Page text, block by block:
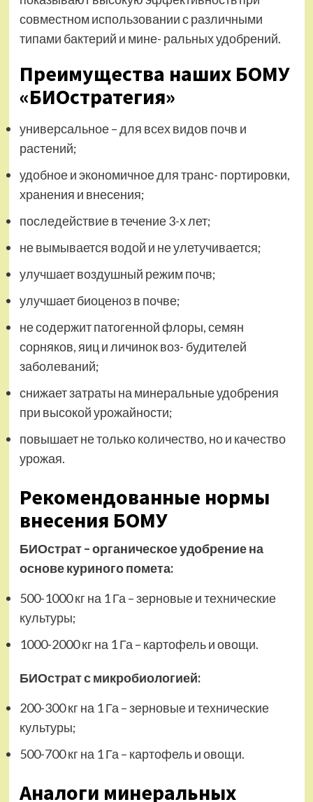
совместном использовании с различными
типами бактерий и мине- ральных удобрений.
Преимущества наших БОМУ
«БИОстратегия»
универсальное – для всех видов почв и
растений;
удобное и экономичное для транс- портировки,
хранения и внесения;
последействие в течение 3-х лет;
не вымывается водой и не улетучивается;
улучшает воздушный режим почв;
улучшает биоценоз в почве;
не содержит патогенной флоры, семян
сорняков, яиц и личинок воз- будителей
заболеваний;
снижает затраты на минеральные удобрения
при высокой урожайности;
повышает не только количество, но и качество
урожая.
Рекомендованные нормы
внесения БОМУ
БИОстрат – органическое удобрение на
основе куриного помета:
500-1000 кг на 1 Га – зерновые и технические
культуры;
1000-2000 кг на 1 Га – картофель и овощи.
БИОстрат с микробиологией:
200-300 кг на 1 Га – зерновые и технические
культуры;
500-700 кг на 1 Га – картофель и овощи.
Аналоги минеральных